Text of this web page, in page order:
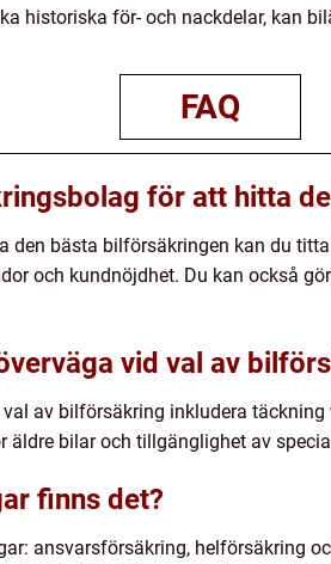
historiska för- och nackdelar, kan
FAQ
för att hitta
den bästa bilförsäkringen kan du
och kundnöjdhet. Du kan också
vid val av
av bilförsäkring inkludera
bilar och tillgänglighet av
finns det?
ansvarsförsäkring, helförsäkring